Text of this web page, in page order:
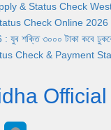
& Status Check West
Check Online 2026 |
শক্তি ৩০০০ টাকা কবে
& Payment Status |
Official